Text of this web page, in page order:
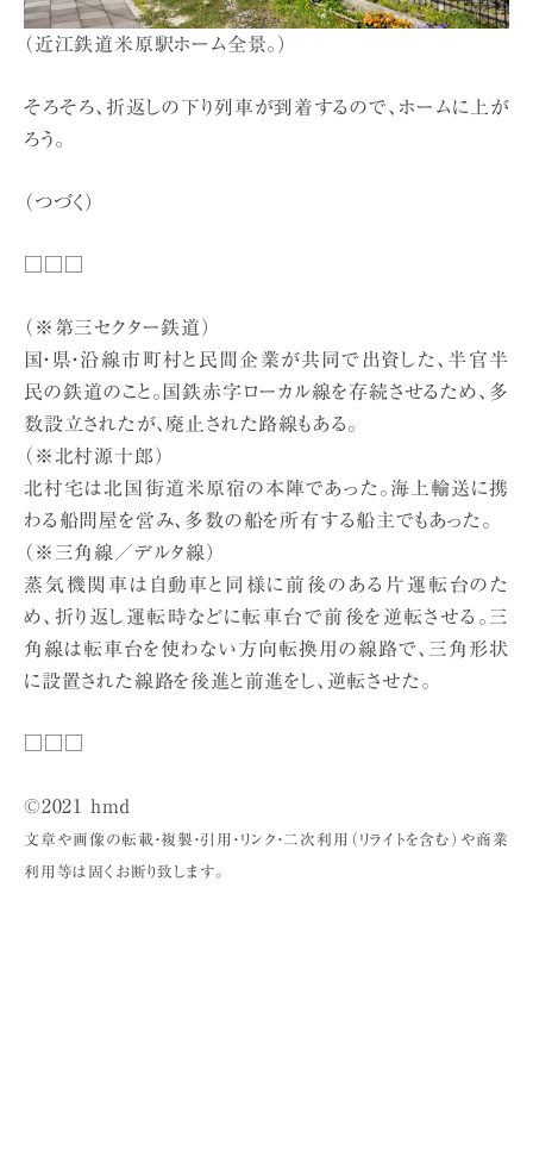
（近江鉄道米原駅ホーム全景。）
そろそろ、折返しの下り列車が到着するので、ホームに上が
ろう。
（つづく）
（※第三セクター鉄道）
国・県・沿線市町村と民間企業が共同で出資した、半官半
民の鉄道のこと。国鉄赤字ローカル線を存続させるため、多
数設立されたが、廃止された路線もある。
（※北村源十郎）
北村宅は北国街道米原宿の本陣であった。海上輸送に携
わる船問屋を営み、多数の船を所有する船主でもあった。
（※三角線／デルタ線）
蒸気機関車は自動車と同様に前後のある片運転台のた
め、折り返し運転時などに転車台で前後を逆転させる。三
角線は転車台を使わない方向転換用の線路で、三角形状
に設置された線路を後進と前進をし、逆転させた。
©2021 hmd
文章や画像の転載・複製・引用・リンク・二次利用（リライトを含む）や商業
利用等は固くお断り致します。